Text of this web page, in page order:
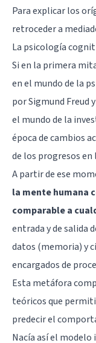
Para explicar los
retroceder a
La psicología
Si en la primera
en el mundo de la
porSigmund Freud
el mundo de la
época de cambios
de los progresos
A partir de ese
la mente humana
comparable a
entrada y de salida
datos (memoria) y
encargados de
Esta metáfora
teóricos que
predecir el
Nacía así el